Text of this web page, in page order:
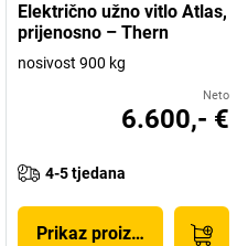
Električno užno vitlo Atlas,
prijenosno – Thern
nosivost 900 kg
Neto
6.600,- €
4-5 tjedana
Prikaz proizvoda